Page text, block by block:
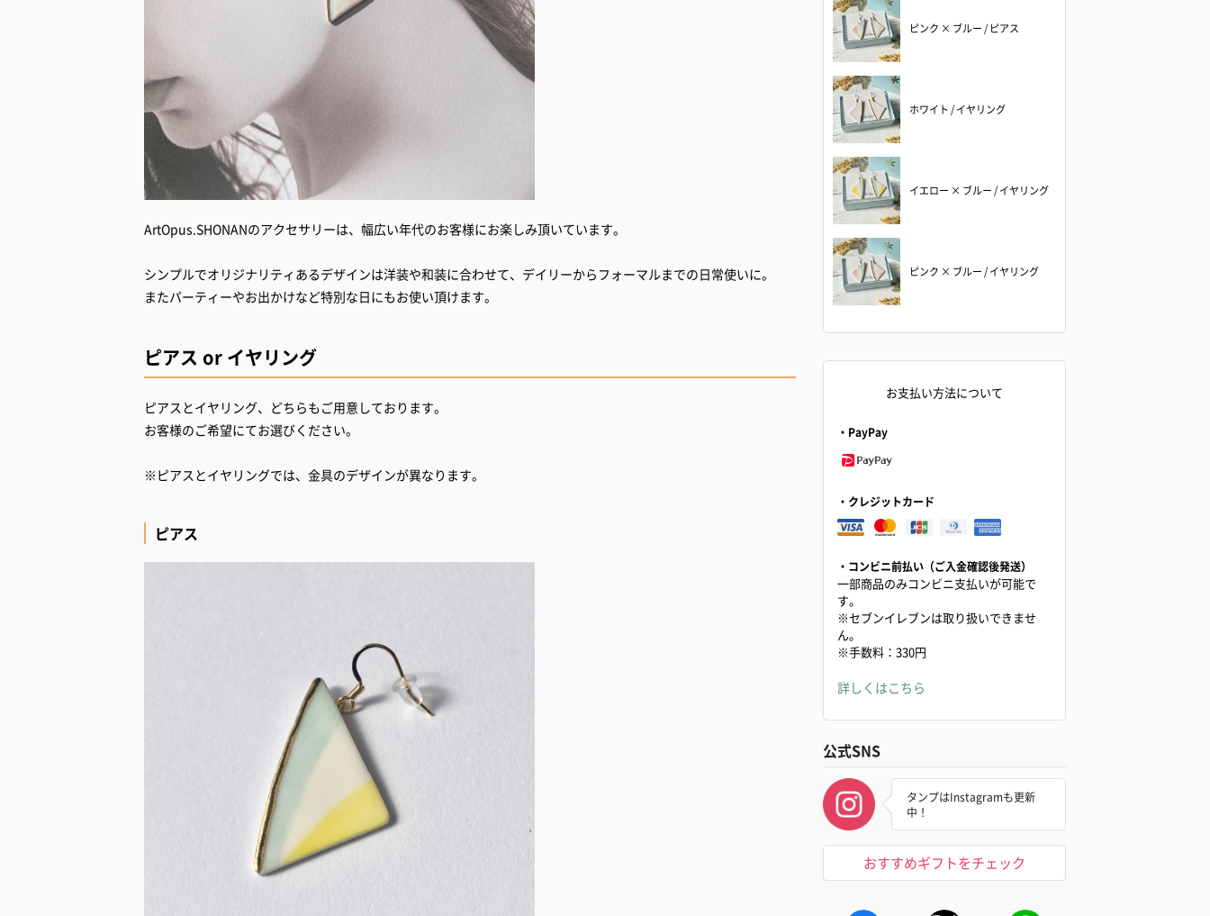
ArtOpus.SHONANのアクセサリーは、幅広い年代のお客様にお楽しみ頂いています。
シンプルでオリジナリティあるデザインは洋装や和装に合わせて、デイリーからフォーマルまでの日常使いに。
またパーティーやお出かけなど特別な日にもお使い頂けます。
ピアス or イヤリング
ピアスとイヤリング、どちらもご用意しております。
お客様のご希望にてお選びください。
※ピアスとイヤリングでは、金具のデザインが異なります。
ピアス
ピンク × ブルー / ピアス
ホワイト / イヤリング
イエロー × ブルー / イヤリング
ピンク × ブルー / イヤリング
お支払い方法について
・PayPay
・クレジットカード
・コンビニ前払い（ご入金確認後発送）
一部商品のみコンビニ支払いが可能で
す。
※セブンイレブンは取り扱いできませ
ん。
※手数料：330円
詳しくはこちら
公式SNS
タンプはInstagramも更新
中！
おすすめギフトをチェック